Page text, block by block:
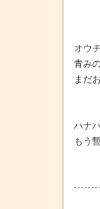
オウ
青み
まだ
ハナ
もう